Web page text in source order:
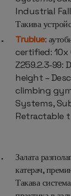
Industrial
Такива
Trublue:
certified: 10x
Z259.2.3-99:
height –
climbing
Systems,
Retractable
Залата
катерач,
Такава